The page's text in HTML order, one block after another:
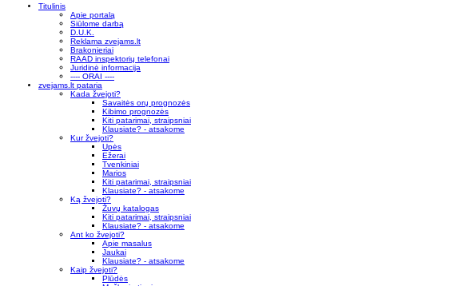
Titulinis
Apie portalą
Siūlome darbą
D.U.K.
Reklama zvejams.lt
Brakonieriai
RAAD inspektorių telefonai
Juridinė informacija
---- ORAI ----
zvejams.lt pataria
Kada žvejoti?
Savaitės orų prognozės
Kibimo prognozės
Kiti patarimai, straipsniai
Klausiate? - atsakome
Kur žvejoti?
Upės
Ežerai
Tvenkiniai
Marios
Kiti patarimai, straipsniai
Klausiate? - atsakome
Ką žvejoti?
Žuvų katalogas
Kiti patarimai, straipsniai
Klausiate? - atsakome
Ant ko žvejoti?
Apie masalus
Jaukai
Klausiate? - atsakome
Kaip žvejoti?
Plūdės